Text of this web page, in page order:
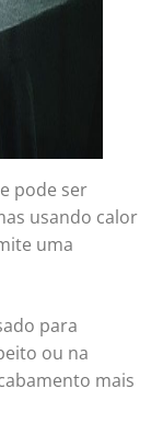
pode ser
usando calor
uma
para
ou na
mais